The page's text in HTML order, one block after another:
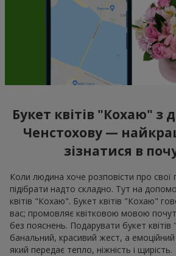
Букет квітів "Кохаю" з
Ченстохову —
зізнатися в
Коли людина хоче розповісти про свої
підібрати надто складно. Тут на
квітів "Кохаю". Букет квітів "Кохаю"
вас; промовляє квітковою мовою
без пояснень. Подарувати букет
банальний, красивий жест, а емоційний
який передає тепло, ніжність і щирість.